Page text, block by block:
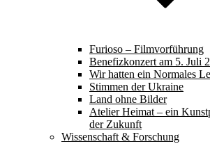
Furioso – Filmvorführung
Benefizkonzert am 5. Juli
Wir hatten ein Normales
Stimmen der Ukraine
Land ohne Bilder
Atelier Heimat – ein
der Zukunft
Wissenschaft & Forschung